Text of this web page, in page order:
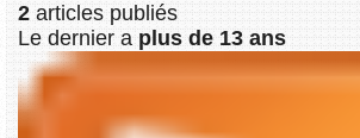
2 articles publiés
Le dernier a plus de 13 ans